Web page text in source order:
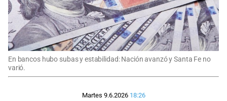
En bancos hubo subas y estabilidad: Nación avanzó y Santa Fe no
varió.
Martes 9.6.2026 18:26